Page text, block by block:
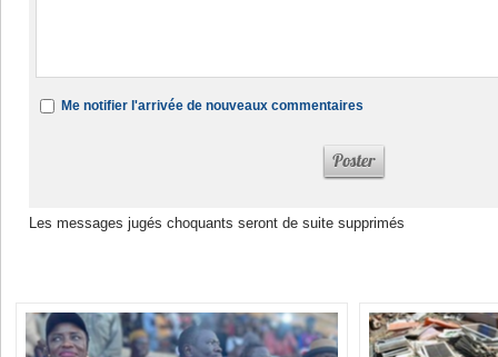
Me notifier l'arrivée de nouveaux commentaires
Les messages jugés choquants seront de suite supprimés